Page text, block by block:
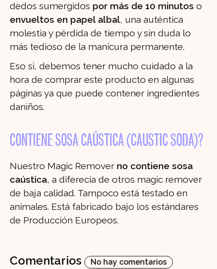
dedos sumergidos por más de 10 minutos o
envueltos en papel albal, una auténtica
molestia y pérdida de tiempo y sin duda lo
más tedioso de la manicura permanente.
Eso si, debemos tener mucho cuidado a la
hora de comprar este producto en algunas
páginas ya que puede contener ingredientes
daniños.
CONTIENE SOSA CAÚSTICA (CAUSTIC SODA)?
Nuestro Magic Remover no contiene sosa
caústica, a diferecia de otros magic remover
de baja calidad. Tampoco está testado en
animales. Está fabricado bajo los estándares
de Producción Europeos.
Comentarios No hay comentarios